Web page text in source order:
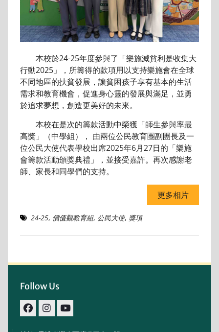
本校於24-25年度參與了「樂施滅貧利是收集大
行動2025」，所籌得的款項用以支持樂施會在全球
不同地區的扶貧發展，讓貧困孩子享有基本的生活
需求和教育機會，促進身心靈的發展與滿足，並勇
於追求夢想，創造更美好的未來。
本校在是次的籌款活動中榮獲「師生參與率最
高獎」（中學組）， 由兩位公民教育團副團長及一
位公民大使代表學校出席2025年6月27日的「樂施
會籌款活動頒獎典禮」，並接受嘉許。再次感謝老
師、家長和同學們的支持。
更多相片
24-25, 價值觀教育組, 公民大使, 獎項
Follow Us